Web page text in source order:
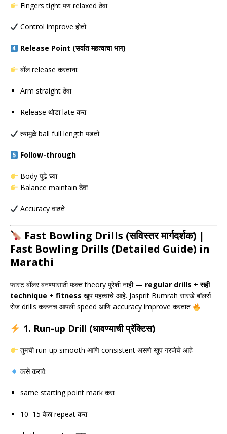
Fingers tight पण relaxed ठेवा
Control improve होतो
Release Point (सर्वात महत्वाचा भाग)
बॉल release करताना:
Arm straight ठेवा
Release थोडा late करा
त्यामुळे ball full length पडतो
Follow-through
Body पुढे घ्या
Balance maintain ठेवा
Accuracy वाढते
Fast Bowling Drills (सविस्तर मार्गदर्शक) |
Fast Bowling Drills (Detailed Guide) in
Marathi
फास्ट बॉलर बनण्यासाठी फक्त theory पुरेशी नाही — regular drills + सही
technique + fitness खूप महत्वाचे आहे. Jasprit Bumrah सारखे बॉलर्स
रोज drills करूनच आपली speed आणि accuracy improve करतात
1. Run-up Drill (धावण्याची प्रॅक्टिस)
तुमची run-up smooth आणि consistent असणे खूप गरजेचे आहे
कसे करावे:
same starting point mark करा
10–15 वेळा repeat करा